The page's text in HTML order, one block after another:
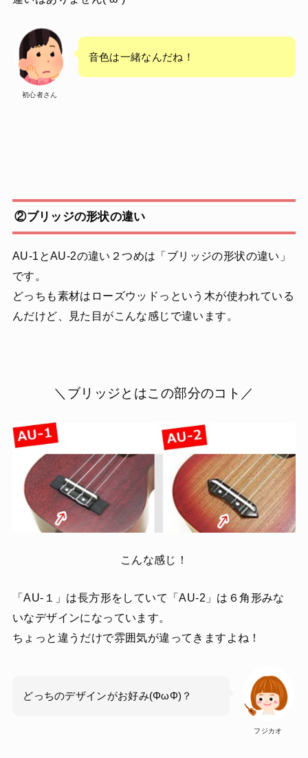
初心者さん
音色は一緒なんだね！
②ブリッジの形状の違い
AU-1とAU-2の違い２つめは「ブリッジの形状の違い」
です。
どっちも素材はローズウッドっという木が使われている
んだけど、見た目がこんな感じで違います。
＼ブリッジとはこの部分のコト／
こんな感じ！
「AU-１」は長方形をしていて「AU-2」は６角形みな
いなデザインになっています。
ちょっと違うだけで雰囲気が違ってきますよね！
フジカオ
どっちのデザインがお好み(ΦωΦ)？